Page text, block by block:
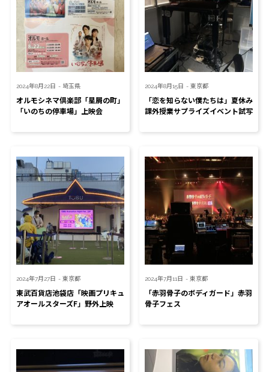
2024年8月22日 - 埼玉県
オルモシネマ倶楽部「星屑の町」
「いのちの停車場」上映会
2024年8月15日 - 東京都
「恋を知らない僕たちは」夏休み
課外授業サプライズイベント試写
2024年7月27日 - 東京都
東武百貨店池袋店「映画プリキュ
アオールスターズF」野外上映
2024年7月11日 - 東京都
「赤羽骨子のボディガード」赤羽
骨子フェス